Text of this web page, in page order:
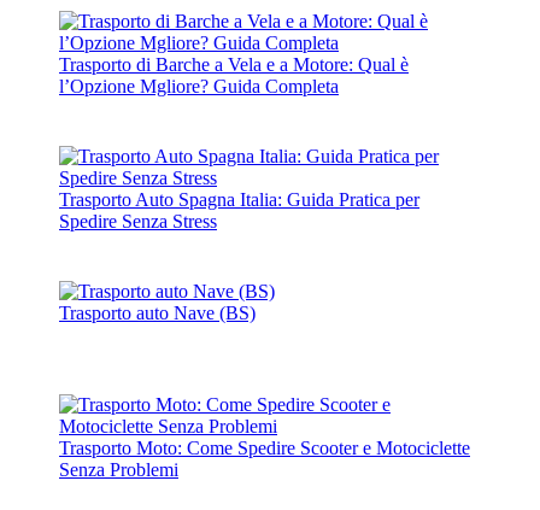
Trasporto di Barche a Vela e a Motore: Qual è
l’Opzione Mgliore? Guida Completa
Trasporto Auto Spagna Italia: Guida Pratica per
Spedire Senza Stress
Trasporto auto Nave (BS)
Trasporto Moto: Come Spedire Scooter e Motociclette
Senza Problemi